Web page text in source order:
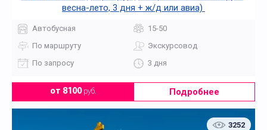
весна-лето, 3 дня + ж/д или авиа)
Автобусная
15-50
По маршруту
Экскурсовод
По запросу
3 дня
от 8100руб. Подробнее
3252